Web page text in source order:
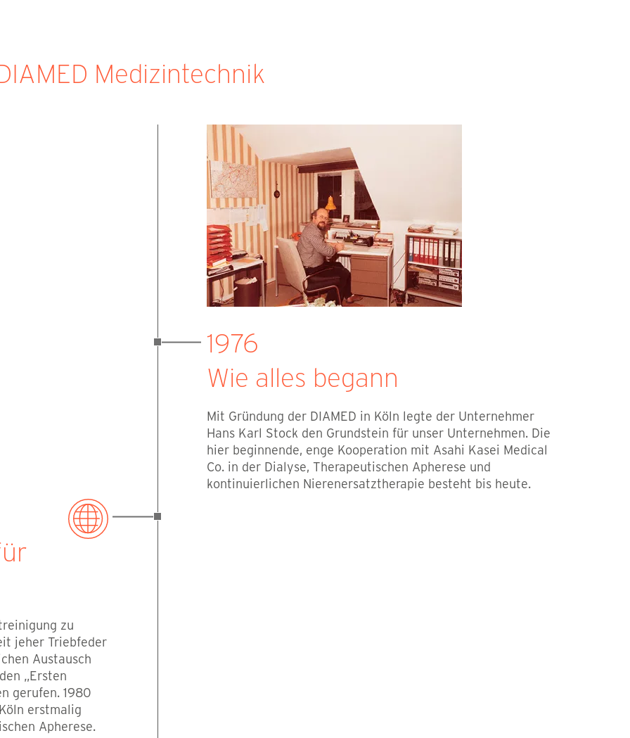
Medizintechnik
1976
Wie alles begann
Mit Gründung der DIAMED in Köln legte der Unternehmer
Hans Karl Stock den Grundstein für unser Unternehmen. Die
hier beginnende, enge Kooperation mit Asahi Kasei Medical
Co. in der Dialyse, Therapeutischen Apherese und
kontinuierlichen Nierenersatztherapie besteht bis heute.
zu
jeher Triebfeder
Austausch
„Ersten
gerufen. 1980
erstmalig
Apherese.